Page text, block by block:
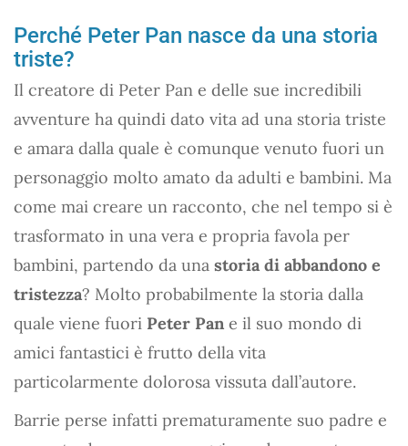
Perché Peter Pan nasce da una storia
triste?
Il creatore di Peter Pan e delle sue incredibili
avventure ha quindi dato vita ad una storia triste
e amara dalla quale è comunque venuto fuori un
personaggio molto amato da adulti e bambini. Ma
come mai creare un racconto, che nel tempo si è
trasformato in una vera e propria favola per
bambini, partendo da una storia di abbandono e
tristezza? Molto probabilmente la storia dalla
quale viene fuori Peter Pan e il suo mondo di
amici fantastici è frutto della vita
particolarmente dolorosa vissuta dall’autore.
Barrie perse infatti prematuramente suo padre e